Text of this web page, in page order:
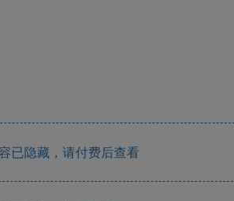
已隐藏，请付费后查看